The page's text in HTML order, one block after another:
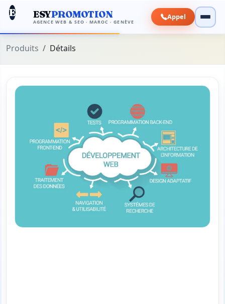
E ESYPROMOTION
AGENCE WEB & SEO · MAROC · GENÈVE
Appel
Produits Détails